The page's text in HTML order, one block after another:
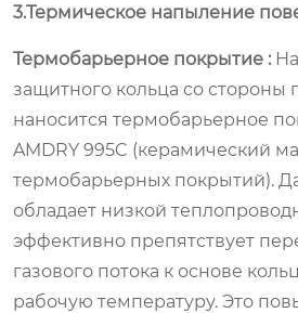
3.Термическое напыление
Термобарьерное покрытие :
защитного кольца со стороны
наносится термобарьерное
AMDRY 995C (керамический
термобарьерных покрытий).
обладает низкой
эффективно препятствует
газового потока к основе
рабочую температуру. Это